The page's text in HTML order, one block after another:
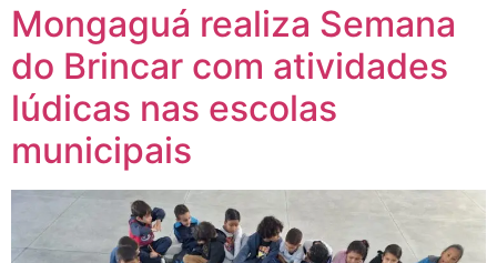
Mongaguá realiza Semana
do Brincar com atividades
lúdicas nas escolas
municipais